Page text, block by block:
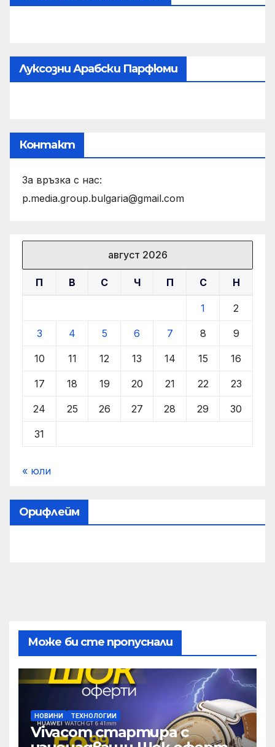
Луксозни Арабски Парфюми
Контакт
За връзка с нас:
p.media.group.bulgaria@gmail.com
август 2026
П В С Ч П С Н
1 2
3 4 5 6 7 8 9
10 11 12 13 14 15 16
17 18 19 20 21 22 23
24 25 26 27 28 29 30
31
« юли
Орифлейм
Може би сте пропуснали
НОВИНИ ТЕХНОЛОГИИ
Vivacom стартира с